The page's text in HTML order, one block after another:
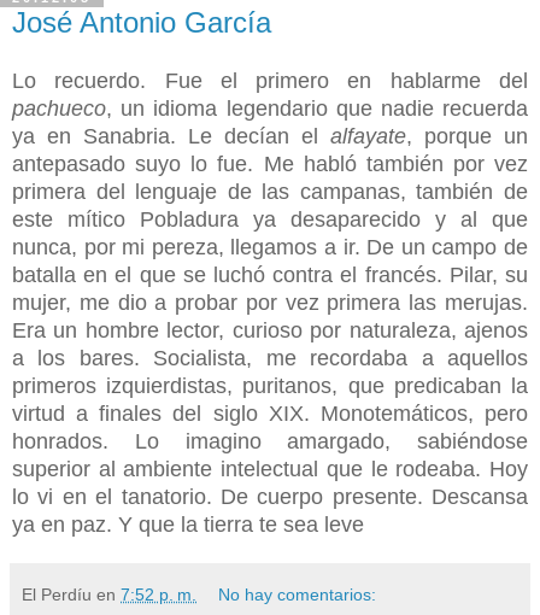
José Antonio García
Lo recuerdo. Fue el primero en hablarme del
pachueco, un idioma legendario que nadie recuerda
ya en Sanabria. Le decían el alfayate, porque un
antepasado suyo lo fue. Me habló también por vez
primera del lenguaje de las campanas, también de
este mítico Pobladura ya desaparecido y al que
nunca, por mi pereza, llegamos a ir. De un campo de
batalla en el que se luchó contra el francés. Pilar, su
mujer, me dio a probar por vez primera las merujas.
Era un hombre lector, curioso por naturaleza, ajenos
a los bares. Socialista, me recordaba a aquellos
primeros izquierdistas, puritanos, que predicaban la
virtud a finales del siglo XIX. Monotemáticos, pero
honrados. Lo imagino amargado, sabiéndose
superior al ambiente intelectual que le rodeaba. Hoy
lo vi en el tanatorio. De cuerpo presente. Descansa
ya en paz. Y que la tierra te sea leve
El Perdíu en 7:52 p. m. No hay comentarios: